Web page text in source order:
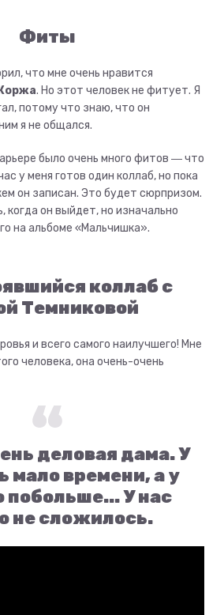
Фиты
что мне очень нравится
. Но этот человек не фитует. Я
потому что знаю, что он
я не общался.
было очень много фитов ― что
у меня готов один коллаб, но пока
он записан. Это будет сюрпризом.
когда он выйдет, но изначально
на альбоме «Мальчишка».
коллаб с
Темниковой
и всего самого наилучшего! Мне
человека, она очень-очень
деловая дама. У
мало времени, а у
побольше... У нас
не сложилось.